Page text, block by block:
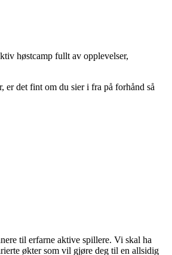
høstcamp fullt av opplevelser,
er det fint om du sier i fra på forhånd så
til erfarne aktive spillere. Vi skal ha
økter som vil gjøre deg til en allsidig